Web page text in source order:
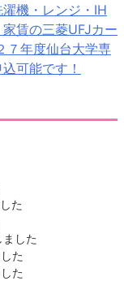
機・レンジ・IH
賃の三菱UFJカー
７年度仙台大学専
可能です！
た
した
た
た